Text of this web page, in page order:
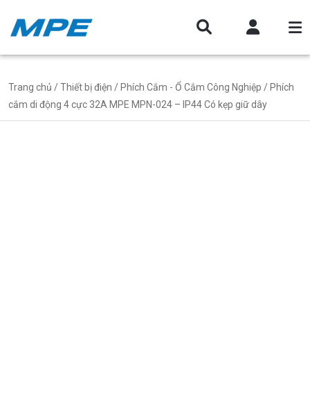
Trang chủ /Thiết bị điện / Phích Cắm - Ổ Cắm Công Nghiệp / Phích
cắm di động 4 cực 32A MPE MPN-024 – IP44 Có kẹp giữ dây